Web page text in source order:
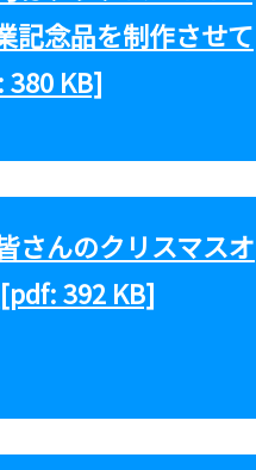
記念品を制作させて
KB]
さんのクリスマスオ
392 KB]